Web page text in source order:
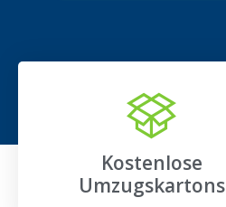
Kostenlose
Umzugskartons